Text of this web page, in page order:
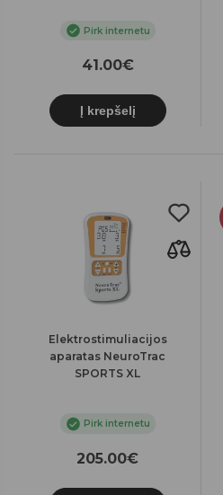
Pirk internetu
41.00€
Į krepšelį
Elektrostimuliacijos
aparatas NeuroTrac
SPORTS XL
Pirk internetu
205.00€